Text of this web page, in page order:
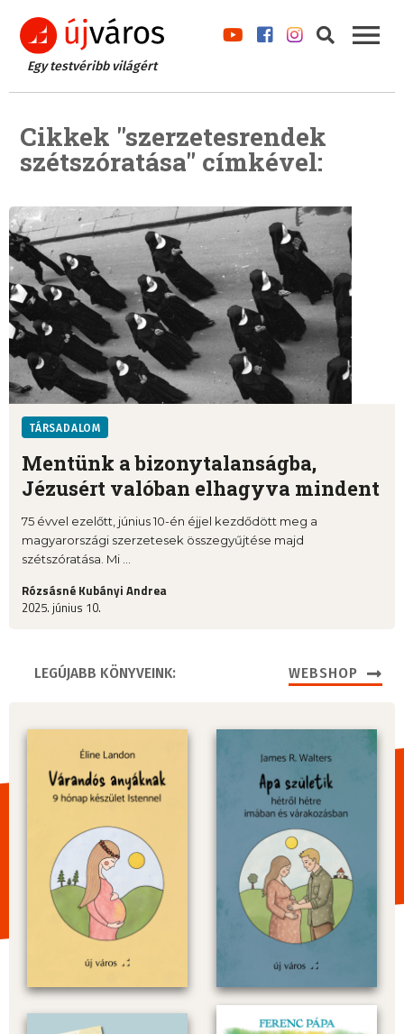
Egy testvéribb világért
Cikkek "szerzetesrendek
szétszóratása" címkével:
TÁRSADALOM
Mentünk a bizonytalanságba,
Jézusért valóban elhagyva mindent
75 évvel ezelőtt, június 10-én éjjel kezdődött meg a
magyarországi szerzetesek összegyűjtése majd
szétszóratása. Mi ...
Rózsásné Kubányi Andrea
2025. június 10.
LEGÚJABB KÖNYVEINK: WEBSHOP